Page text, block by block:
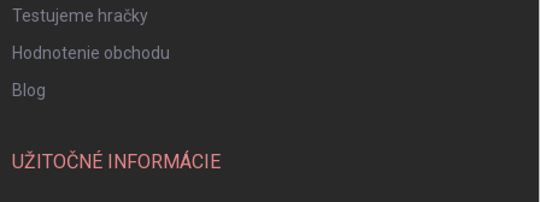
Testujeme hračky
Hodnotenie obchodu
Blog
UŽITOČNÉ INFORMÁCIE